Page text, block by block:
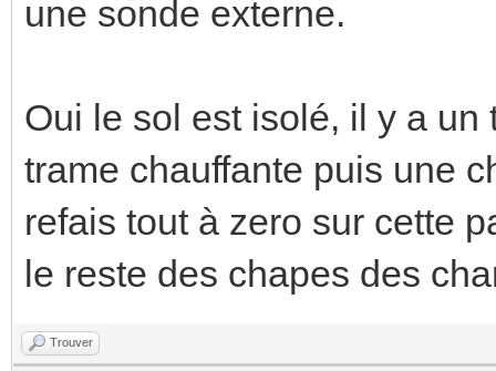
une sonde externe.
Oui le sol est isolé, il y a
trame chauffante puis une
refais tout à zero sur cette
le reste des chapes des
Trouver